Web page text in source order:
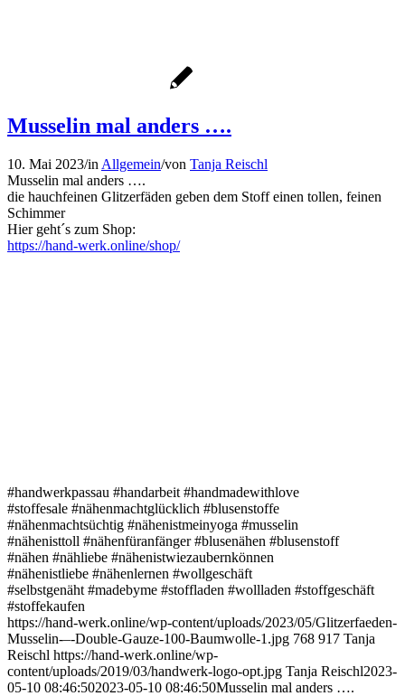
Musselin mal anders ….
10. Mai 2023/in Allgemein/von Tanja Reischl
Musselin mal anders ….
die hauchfeinen Glitzerfäden geben dem Stoff einen tollen, feinen
Schimmer
Hier geht´s zum Shop:
https://hand-werk.online/shop/
#handwerkpassau #handarbeit #handmadewithlove
#stoffesale #nähenmachtglücklich #blusenstoffe
#nähenmachtsüchtig #nähenistmeinyoga #musselin
#nähenisttoll #nähenfüranfänger #blusenähen #blusenstoff
#nähen #nähliebe #nähenistwiezaubernkönnen
#nähenistliebe #nähenlernen #wollgeschäft
#selbstgenäht #madebyme #stoffladen #wollladen #stoffgeschäft
#stoffekaufen
https://hand-werk.online/wp-content/uploads/2023/05/Glitzerfaeden-
Musselin-–-Double-Gauze-100-Baumwolle-1.jpg 768 917 Tanja
Reischl https://hand-werk.online/wp-
content/uploads/2019/03/handwerk-logo-opt.jpg Tanja Reischl2023-
05-10 08:46:502023-05-10 08:46:50Musselin mal anders ….